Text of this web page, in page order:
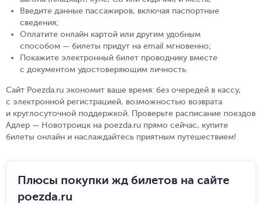
Введите данные пассажиров, включая паспортные
сведения;
Оплатите онлайн картой или другим удобным
способом — билеты придут на email мгновенно;
Покажите электронный билет проводнику вместе
с документом удостоверяющим личность.
Сайт Poezda.ru экономит ваше время: без очередей в кассу,
с электронной регистрацией, возможностью возврата
и круглосуточной поддержкой. Проверьте расписание поездов
Адлер — Новотроицк на poezda.ru прямо сейчас, купите
билеты онлайн и наслаждайтесь приятным путешествием!
Плюсы покупки жд билетов на сайте
poezda.ru